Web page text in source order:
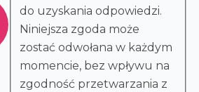
do uzyskania odpowiedzi.
Niniejsza zgoda może
zostać odwołana w każdym
momencie, bez wpływu na
zgodność przetwarzania z